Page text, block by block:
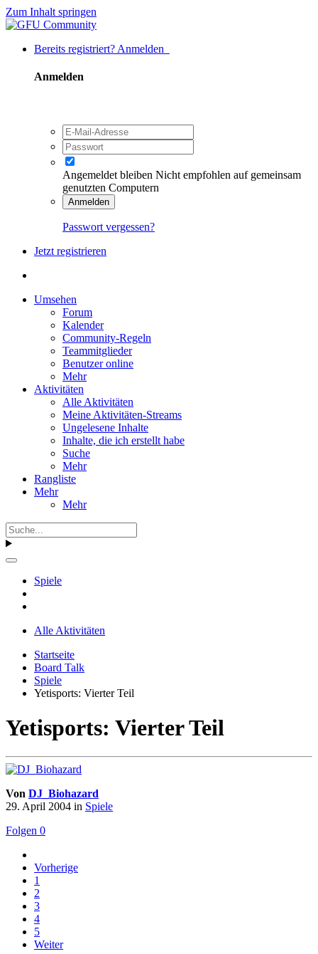
Zum Inhalt springen
Bereits registriert? Anmelden
Anmelden
Angemeldet bleiben Nicht empfohlen auf gemeinsam
genutzten Computern
Anmelden
Passwort vergessen?
Jetzt registrieren
Umsehen
Forum
Kalender
Community-Regeln
Teammitglieder
Benutzer online
Mehr
Aktivitäten
Alle Aktivitäten
Meine Aktivitäten-Streams
Ungelesene Inhalte
Inhalte, die ich erstellt habe
Suche
Mehr
Rangliste
Mehr
Mehr
Spiele
Alle Aktivitäten
Startseite
Board Talk
Spiele
Yetisports: Vierter Teil
Yetisports: Vierter Teil
Von DJ_Biohazard
29. April 2004 in Spiele
Folgen 0
Vorherige
1
2
3
4
5
Weiter